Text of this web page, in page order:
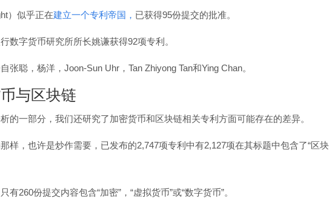
）似乎正在建立一个专利帝国， 已获得95份提交的批准。
数字货币研究所所长姚谦获得92项专利。
张聪，杨洋，Joon-Sun Uhr，Tan Zhiyong Tan和Ying Chan。
与区块链
的一部分，我们还研究了加密货币和区块链相关专利方面可能存在的差异。
样，也许是炒作需要，已发布的2,747项专利中有2,127项在其标题中包含了“区块
有260份提交内容包含“加密”，“虚拟货币”或“数字货币”。